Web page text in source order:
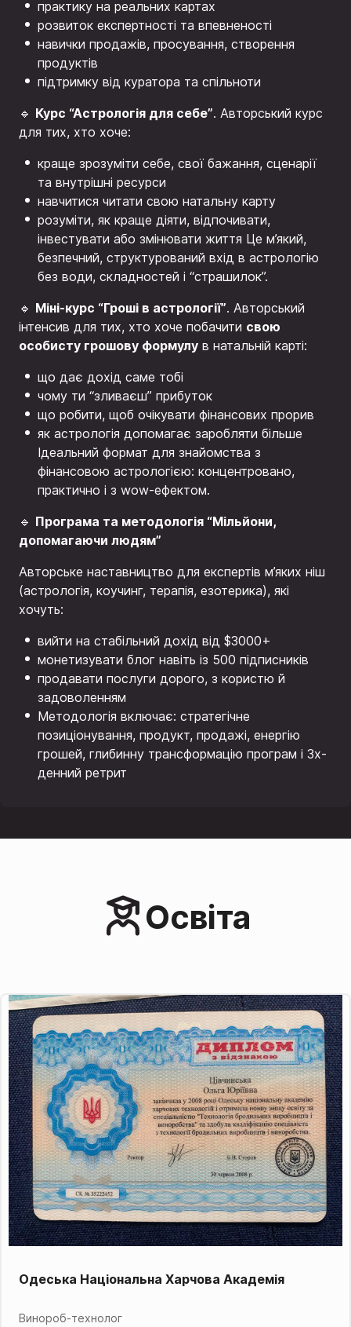
практику на реальних картах
розвиток експертності та впевненості
навички продажів, просування, створення
продуктів
підтримку від куратора та спільноти
🔹 Курс “Астрологія для себе”. Авторський курс
для тих, хто хоче:
краще зрозуміти себе, свої бажання, сценарії
та внутрішні ресурси
навчитися читати свою натальну карту
розуміти, як краще діяти, відпочивати,
інвестувати або змінювати життя Це м’який,
безпечний, структурований вхід в астрологію
без води, складностей і “страшилок”.
🔹 Міні-курс “Гроші в астрології”. Авторський
інтенсив для тих, хто хоче побачити свою
особисту грошову формулу в натальній карті:
що дає дохід саме тобі
чому ти “зливаєш” прибуток
що робити, щоб очікувати фінансових прорив
як астрологія допомагає заробляти більше
Ідеальний формат для знайомства з
фінансовою астрологією: концентровано,
практично і з wow-ефектом.
🔹 Програма та методологія “Мільйони,
допомагаючи людям”
Авторське наставництво для експертів м’яких ніш
(астрологія, коучинг, терапія, езотерика), які
хочуть:
вийти на стабільний дохід від $3000+
монетизувати блог навіть із 500 підписників
продавати послуги дорого, з користю й
задоволенням
Методологія включає: стратегічне
позиціонування, продукт, продажі, енергію
грошей, глибинну трансформацію програм і 3х-
денний ретрит
Освіта
Одеська Національна Харчова Академія
Винороб-технолог